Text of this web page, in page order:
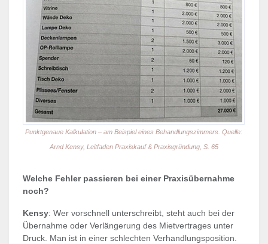
Punktgenaue Kalkulation – am Beispiel eines Behandlungszimmers. Quelle:
Arnd Kensy, Leitfaden Praxiskauf & Praxisgründung, S. 65
Welche Fehler passieren bei einer Praxisübernahme
noch?
Kensy: Wer vorschnell unterschreibt, steht auch bei der
Übernahme oder Verlängerung des Mietvertrages unter
Druck. Man ist in einer schlechten Verhandlungsposition.